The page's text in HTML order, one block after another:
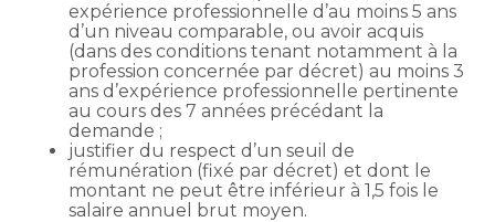
expérience professionnelle d’au moins 5 ans
d’un niveau comparable, ou avoir acquis
(dans des conditions tenant notamment à la
profession concernée par décret) au moins 3
ans d’expérience professionnelle pertinente
au cours des 7 années précédant la
demande ;
justifier du respect d’un seuil de
rémunération (fixé par décret) et dont le
montant ne peut être inférieur à 1,5 fois le
salaire annuel brut moyen.